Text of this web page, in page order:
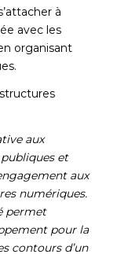
à
avec les
organisant
aux
et
aux
numériques.
permet
pour la
contours d’un